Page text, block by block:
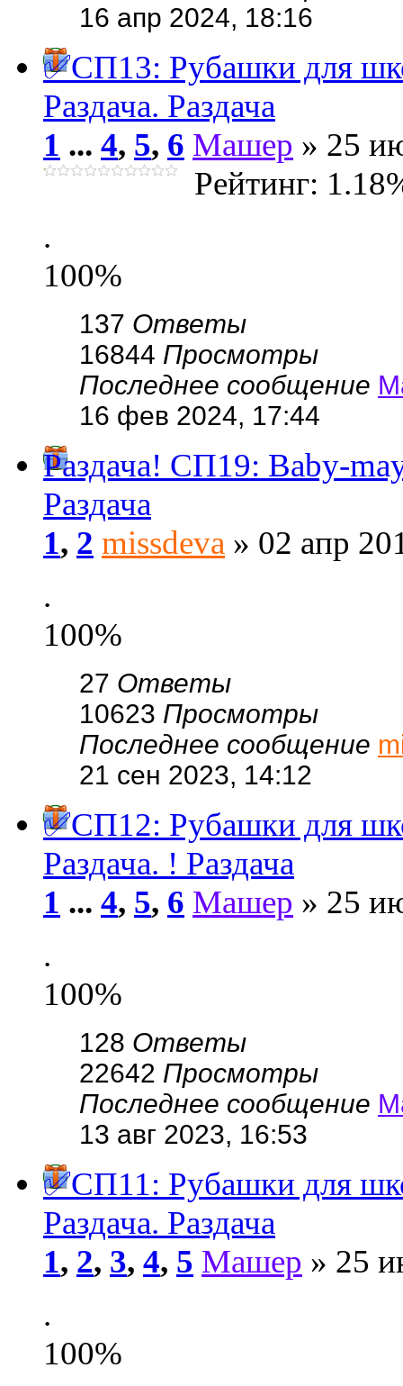
16 апр 2024, 18:16
✅СП13: Рубашки для
Раздача. Раздача
1 ... 4, 5, 6 Машер » 25
Рейтинг:
.
100%
137 Ответы
16844 Просмотры
Последнее сообщение
16 фев 2024, 17:44
Раздача! СП19: Baby-
Раздача
1, 2 missdeva » 02 апр
.
100%
27 Ответы
10623 Просмотры
Последнее сообщение
21 сен 2023, 14:12
✅СП12: Рубашки для
Раздача. ! Раздача
1 ... 4, 5, 6 Машер » 25
.
100%
128 Ответы
22642 Просмотры
Последнее сообщение
13 авг 2023, 16:53
✅СП11: Рубашки для
Раздача. Раздача
1, 2, 3, 4, 5 Машер » 25
.
100%